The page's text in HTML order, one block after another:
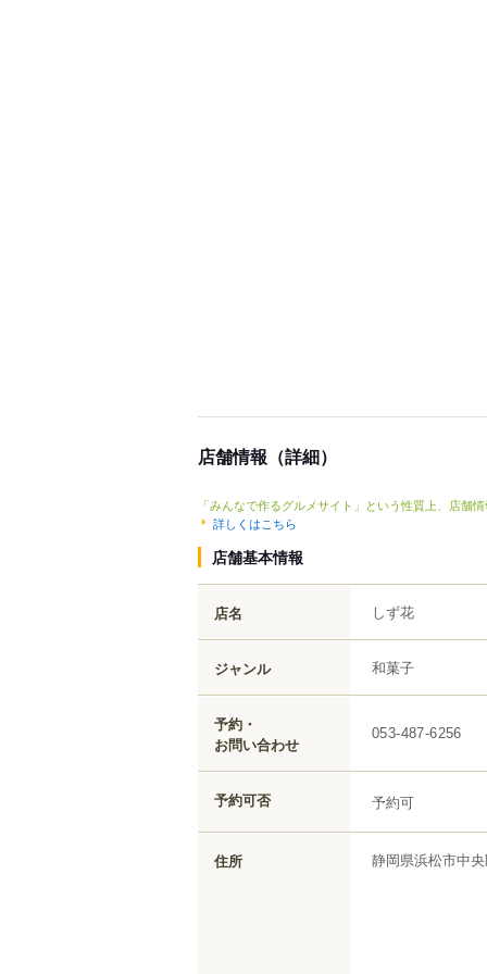
店舗情報（詳細）
「みんなで作るグルメサイト」という性質上、店舗
詳しくはこちら
店舗基本情報
店名 しず花
ジャンル 和菓子
予約・
お問い合わせ
053-487-6256
予約可否 予約可
住所 静岡県浜松市中